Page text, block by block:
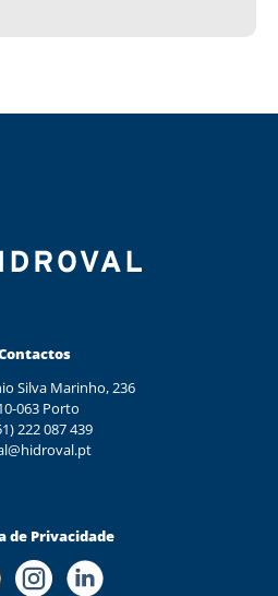
Silva Marinho, 236
063 Porto
222 087 439
de Privacidade